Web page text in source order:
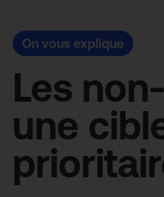
On vous explique
Les
une